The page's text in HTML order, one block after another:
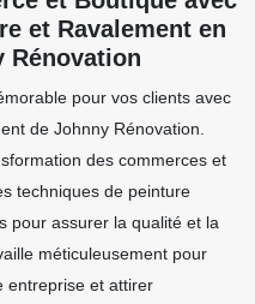
et Ravalement en
Rénovation
pour vos clients avec
de Johnny Rénovation.
des commerces et
techniques de peinture
pour assurer la qualité et la
méticuleusement pour
entreprise et attirer